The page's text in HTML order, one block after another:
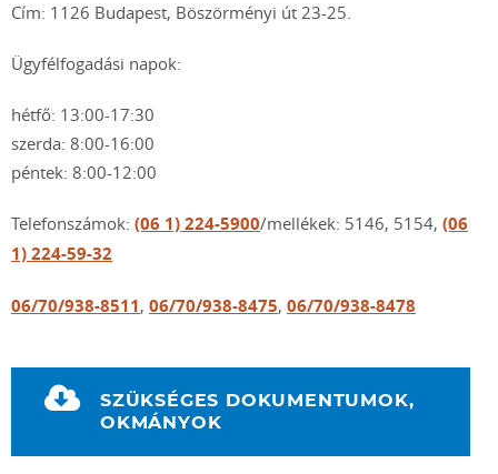
Cím: 1126 Budapest, Böszörményi út 23-25.
Ügyfélfogadási napok:
hétfő: 13:00-17:30
szerda: 8:00-16:00
péntek: 8:00-12:00
Telefonszámok: (06 1) 224-5900/mellékek: 5146, 5154, (06
1) 224-59-32
06/70/938-8511, 06/70/938-8475, 06/70/938-8478
SZÜKSÉGES DOKUMENTUMOK,
OKMÁNYOK